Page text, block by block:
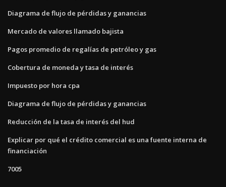
Diagrama de flujo de pérdidas y ganancias
Mercado de valores llamado bajista
Pagos promedio de regalías de petróleo y gas
Cobertura de moneda y tasa de interés
Impuesto por hora cpa
Diagrama de flujo de pérdidas y ganancias
Reducción de la tasa de interés del hud
Explicar por qué el crédito comercial es una fuente interna de
financiación
7005